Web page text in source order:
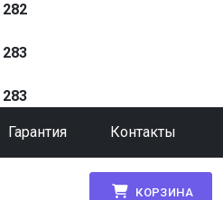
282
283
283
Гарантия Контакты
КОРЗИНА